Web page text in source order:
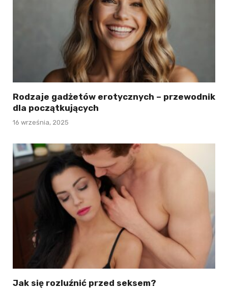
Rodzaje gadżetów erotycznych – przewodnik
dla początkujących
16 września, 2025
Jak się rozluźnić przed seksem?